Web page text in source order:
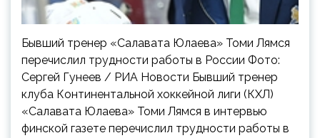
Бывший тренер «Салавата Юлаева» Томи Лямся
перечислил трудности работы в России Фото:
Сергей Гунеев / РИА Новости Бывший тренер
клуба Континентальной хоккейной лиги (КХЛ)
«Салавата Юлаева» Томи Лямся в интервью
финской газете перечислил трудности работы в